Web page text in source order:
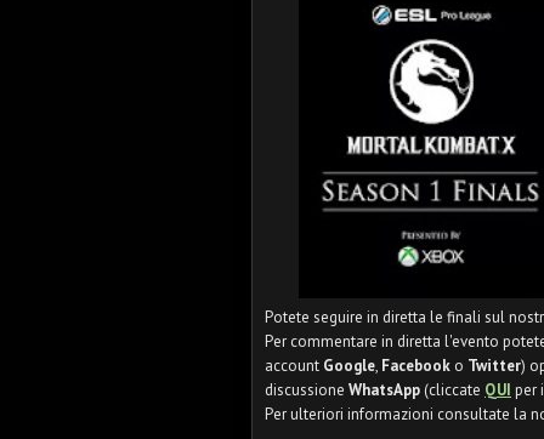
Potete seguire in diretta le finali sul
Per commentare in diretta l'evento
account Google, Facebook o Twitter)
discussione WhatsApp (cliccate QUI per
Per ulteriori informazioni consultate la